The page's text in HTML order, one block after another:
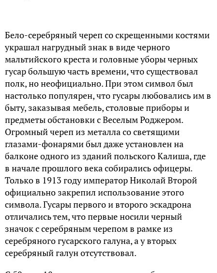
Бело-серебряный череп со скрещенными костями
украшал нагрудный знак в виде черного
мальтийского креста и головные уборы черных
гусар большую часть времени, что существовал
полк, но неофициально. При этом символ был
настолько популярен, что гусары любовались им в
быту, заказывая мебель, столовые приборы и
предметы обстановки с Веселым Роджером.
Огромный череп из металла со светящими
глазами-фонарями был даже установлен на
балконе одного из зданий польского Калиша, где
в начале прошлого века собирались офицеры.
Только в 1913 году император Николай Второй
официально закрепил использование этого
символа. Гусары первого и второго эскадрона
отличались тем, что первые носили черный
значок с серебряным черепом в рамке из
серебряного гусарского галуна, а у вторых
серебряный галун отсутствовал.